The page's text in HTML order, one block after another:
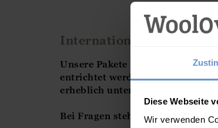
Diese Webseite
Wir verwenden
Internationaler Versand
Unsere Pakete liegen in der
entrichtet werden. WoolOvers
erheblich unterscheiden
Bei Fragen steht Ihnenunser